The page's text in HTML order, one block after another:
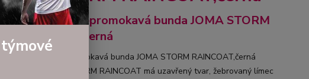
Ragbyová nepromokavá bunda JOMA STORM
RAINCOAT,černá
Ragbyová nepromokavá bunda JOMA STORM RAINCOAT,černá
Bunda JOMA STORM RAINCOAT má uzavřený tvar, žebrovaný límec